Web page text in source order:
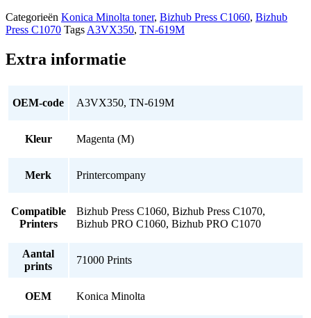
Magenta
(M)
aantal
Categorieën Konica Minolta toner, Bizhub Press C1060, Bizhub
Press C1070 Tags A3VX350, TN-619M
Extra informatie
OEM-code A3VX350, TN-619M
Kleur Magenta (M)
Merk Printercompany
Compatible
Printers
Bizhub Press C1060, Bizhub Press C1070,
Bizhub PRO C1060, Bizhub PRO C1070
Aantal
prints
71000 Prints
OEM Konica Minolta